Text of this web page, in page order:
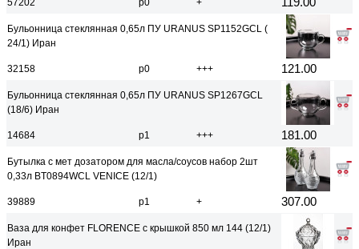
57202 р0 +
Бульонница стеклянная 0,65л ПУ URANUS SP1152GCL (
24/1) Иран
32158 р0 +++ 121.00
Бульонница стеклянная 0,65л ПУ URANUS SP1267GCL
(18/6) Иран
14684 р1 +++ 181.00
Бутылка с мет дозатором для масла/соусов набор 2шт
0,33л BT0894WCL VENICE (12/1)
39889 р1 + 307.00
Ваза для конфет FLORENCE с крышкой 850 мл 144 (12/1)
Иран